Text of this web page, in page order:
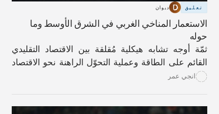
تعليق ديوان
الاستعمار المناخي الغربي في الشرق الأوسط وما
حوله
ثمّة أوجه تشابه هيكلية مُقلقة بين الاقتصاد التقليدي
القائم على الطاقة وعملية التحوّل الراهنة نحو الاقتصاد
الأخضر.انجي عمر